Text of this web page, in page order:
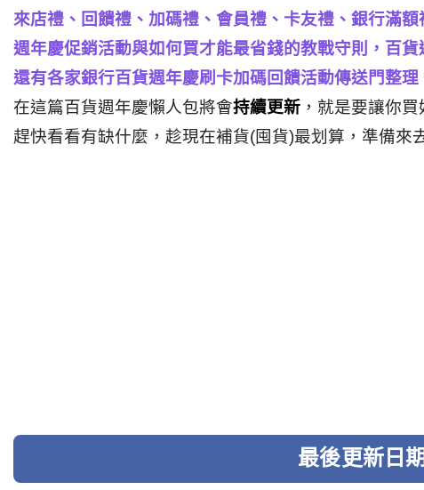
來店禮、回饋禮、加碼禮、會員禮、卡友禮、銀行滿額
週年慶促銷活動與如何買才能最省錢的教戰守則，百貨
還有各家銀行百貨週年慶刷卡加碼回饋活動傳送門整
在這篇百貨週年慶懶人包將會持續更新 ，就是要讓你買
趕快看看有缺什麼，趁現在補貨(囤貨)最划算，準備來
最後更新日